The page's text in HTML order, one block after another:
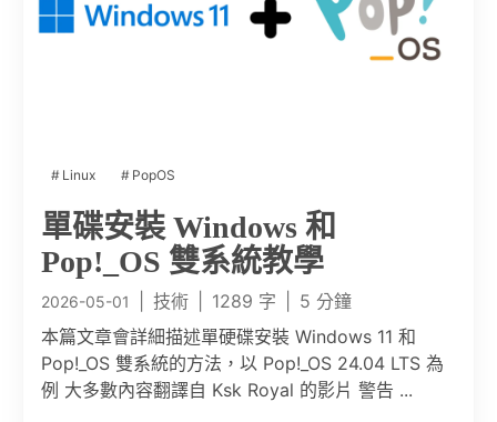
Linux PopOS
單碟安裝 Windows 和
Pop!_OS 雙系統教學
2026-05-01 技術 1289 字
5 分鐘
本篇文章會詳細描述單硬碟安裝 Windows 11 和
Pop!_OS 雙系統的方法，以 Pop!_OS 24.04 LTS 為
例 大多數內容翻譯自 Ksk Royal 的影片 警告 ...